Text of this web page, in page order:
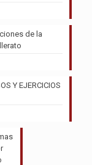
de la
Y EJERCICIOS